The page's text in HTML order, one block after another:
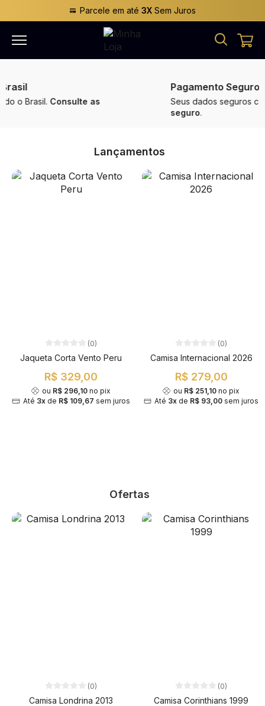
Parcele em até 3XSem Juros
Seus dados seguros com pagamento100%
Lançamentos
(0)
Jaqueta Corta Vento Peru
R$ 329,00
ou R$ 296,10 no pix
Até 3xde R$ 109,67 sem juros
(0)
Camisa Internacional 2026
R$ 279,00
ou R$ 251,10 no pix
Até 3x de R$ 93,00 sem juros
Ofertas
(0)
Camisa Londrina 2013
(0)
Camisa Corinthians 1999